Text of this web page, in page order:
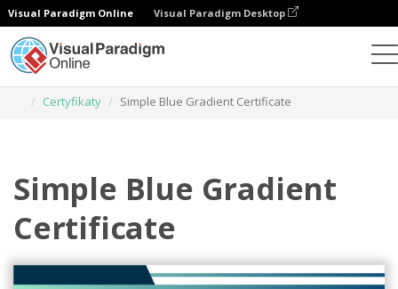
Visual Paradigm Online Visual Paradigm Desktop
Certyfikaty
Simple Blue Gradient Certificate
Simple Blue Gradient
Certificate